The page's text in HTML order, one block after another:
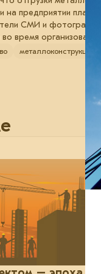
на предприятии
СМИ и фотографы
время
металлоконструкции